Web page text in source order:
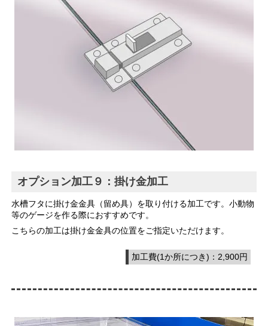
オプション加工９：掛け金加工
水槽フタに掛け金金具（留め具）を取り付ける加工です。小動物
等のゲージを作る際におすすめです。
こちらの加工は掛け金金具の位置をご指定いただけます。
加工費(1か所につき)：2,900円